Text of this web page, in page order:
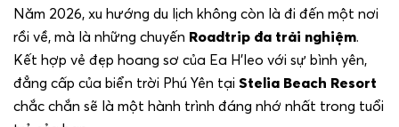
Năm 2026, xu hướng du lịch không còn là đi đến một nơi
rồi về, mà là những chuyến Roadtrip đa trải nghiệm.
Kết hợp vẻ đẹp hoang sơ của Ea H’leo với sự bình yên,
đẳng cấp của biển trời Phú Yên tại Stelia Beach Resort
chắc chắn sẽ là một hành trình đáng nhớ nhất trong tuổi